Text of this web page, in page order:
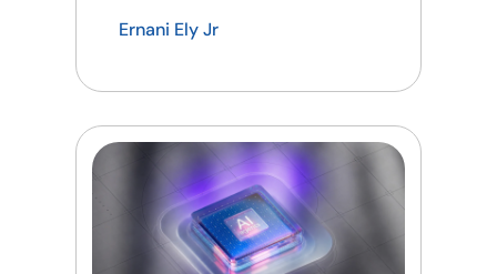
Ernani Ely Jr